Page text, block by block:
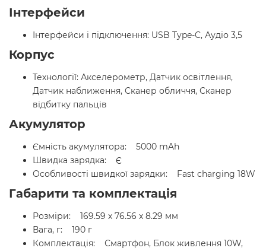
Інтерфейси
Інтерфейси і підключення: USB Type-C, Аудіо 3,5
Корпус
Технології: Акселерометр, Датчик освітлення,
Датчик наближення, Сканер обличчя, Сканер
відбитку пальців
Акумулятор
Ємність акумулятора: 5000 mAh
Швидка зарядка: Є
Особливості швидкої зарядки: Fast charging 18W
Габарити та комплектація
Розміри: 169.59 x 76.56 x 8.29 мм
Вага, г: 190 г
Комплектація: Смартфон, Блок живлення 10W,